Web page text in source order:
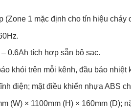
(Zone 1 mặc định cho tín hiệu cháy
0.6Ah tích hợp sẵn bộ sạc.
khói trên mỗi kênh, đầu báo nhiệt
điện; mặt điều khiển nhựa ABS
(W) × 1100mm (H) × 160mm (D);